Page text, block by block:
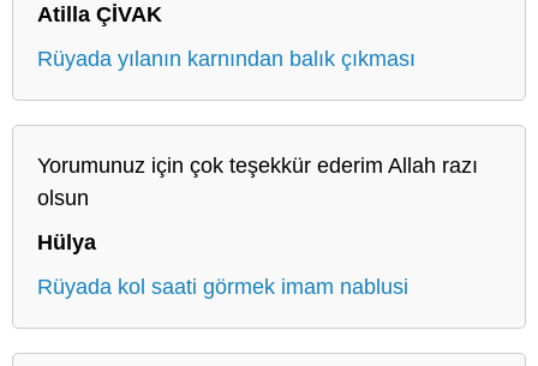
Atilla ÇİVAK
Rüyada yılanın karnından balık çıkması
Yorumunuz için çok teşekkür ederim Allah razı
olsun
Hülya
Rüyada kol saati görmek imam nablusi